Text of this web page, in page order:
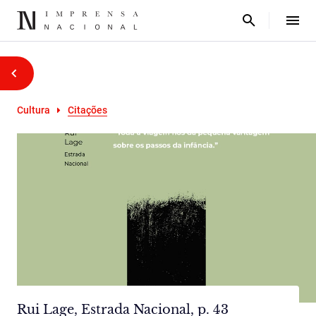
Cultura Citações
Rui Lage, Estrada Nacional, p. 43